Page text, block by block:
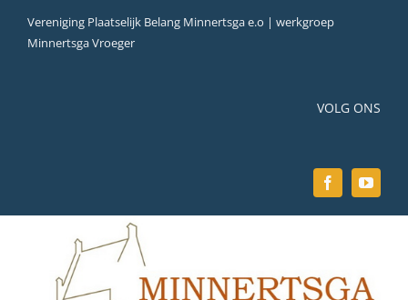
naar
Vereniging Plaatselijk Belang Minnertsga e.o | werkgroep
Minnertsga Vroeger
VOLG ONS